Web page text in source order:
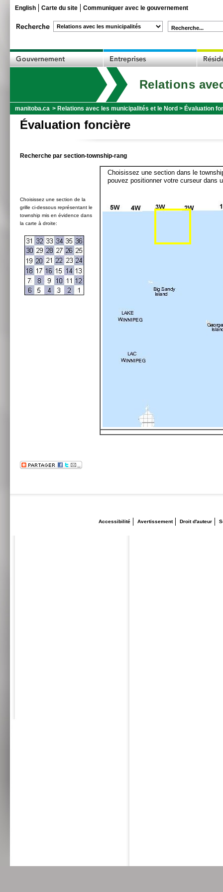
English Carte du site Communiquer avec le gouvernement
Recherche...
Relations
manitoba.ca > Relations avec les municipalités et le Nord > Évaluation
Évaluation foncière
Recherche par section-township-rang
Choisissez une section de la
grille ci-dessous représentant le
township mis en évidence dans
la carte à droite:
Choisissez une section dans le
pouvez positionner votre curseur dans
Accessibilité Avertissement Droit d'auteur